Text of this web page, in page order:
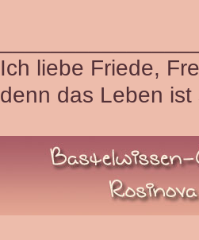
Ich liebe Friede,
denn das Leben